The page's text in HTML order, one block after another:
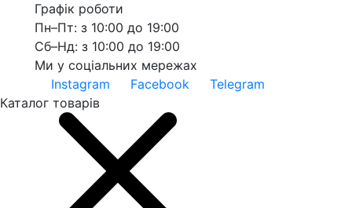
Графік роботи
Пн–Пт: з 10:00 до 19:00
Сб–Нд: з 10:00 до 19:00
Ми у соціальних мережах
Instagram
Facebook
Telegram
Каталог товарів